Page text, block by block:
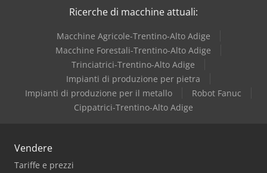
Ricerche di macchine attuali:
Macchine Agricole-Trentino-Alto Adige
Macchine Forestali-Trentino-Alto Adige
Trinciatrici-Trentino-Alto Adige
Impianti di produzione per pietra
Impianti di produzione per il metallo
Robot Fanuc
Cippatrici-Trentino-Alto Adige
Vendere
Tariffe e prezzi